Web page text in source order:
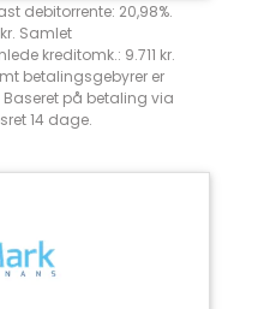
debitorrente: 20,98%.
kr. Samlet
kreditomk.: 9.711 kr.
betalingsgebyrer er
på betaling via
14 dage.